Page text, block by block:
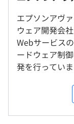
◎マイカー通勤
◎エプソンアヴ
ています。社屋
ことができます。
就業場所の変更
上田本社（長野
上田事業所（長
セイコーエプソ
〈フレックスタ
・コアタイムなし
・標準労働時間
◎育児、介護理
※試用期間中は
∟通常勤務 8:30
エプソンアヴ
ウェア開発会
Webサービス
ードウェア制
発を行ってい
え続け、製品
ェア開発を、
めているのは